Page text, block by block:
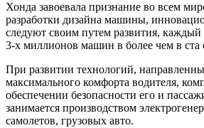
Хонда завоевала признание во всем
разработки дизайна машины,
следуют своим путем развития, каждый
3-х миллионов машин в более чем в ста
При развитии технологий,
максимального комфорта водителя,
обеспечении безопасности его и
занимается производством
самолетов, грузовых авто.